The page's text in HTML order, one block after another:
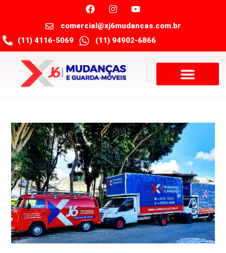
comercial@xj6mudancas.com.br
(11) 4116-5069
(11) 94902-6866